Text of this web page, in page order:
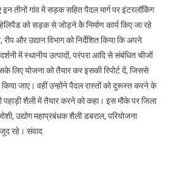
तीनों गांव में सड़क सहित पैदल मार्ग पर इंटरलॉकिंग
को सड़क से जोड़ने केे निर्माण कार्य किए जा रहे
और उद्यान विभाग को निर्देशित किया कि अपने
में स्थानीय उत्पादों, परंपरा आदि से संबंधित चीजों
लिए योजना को तैयार कर इसकी रिपोर्ट दें, जिससे
किया जाए। वहीं उन्होंने पैदल रास्तों को दुरूस्त करने के
पहाड़ी शैली में तैयार करने को कहा। इस मौके पर जिला
उद्योग महाप्रबंधक शैली डबराल, परियोजना
रहे। संवाद